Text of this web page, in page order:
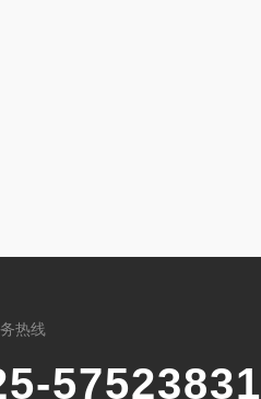
热线
57523831